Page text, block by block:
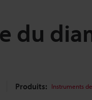
du
Produits: Instruments